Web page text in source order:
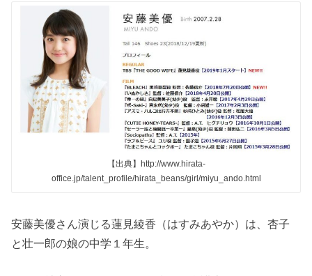
【出典】http://www.hirata-
office.jp/talent_profile/hirata_beans/girl/miyu_ando.html
安藤美優さん演じる蓮見綾香（はすみあやか）は、杏子
と壮一郎の娘の中学１年生。